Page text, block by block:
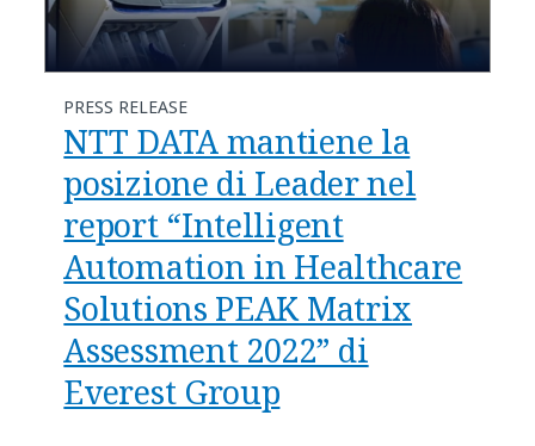
PRESS RELEASE
NTT DATA mantiene la
posizione di Leader nel
report “Intelligent
Automation in Healthcare
Solutions PEAK Matrix
Assessment 2022” di
Everest Group